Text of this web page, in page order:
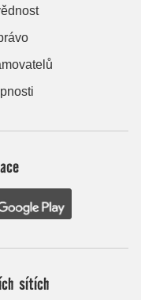
sítích